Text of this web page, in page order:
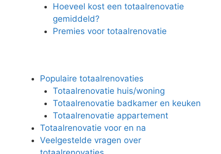
Hoeveel kost een totaalrenovatie
gemiddeld?
Premies voor totaalrenovatie
Populaire totaalrenovaties
Totaalrenovatie huis/woning
Totaalrenovatie badkamer en keuken
Totaalrenovatie appartement
Totaalrenovatie voor en na
Veelgestelde vragen over